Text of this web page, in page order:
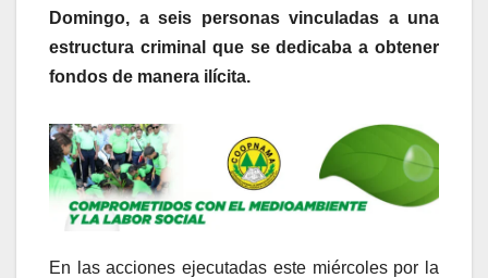
Domingo, a seis personas vinculadas a una
estructura criminal que se dedicaba a obtener
fondos de manera ilícita.
En las acciones ejecutadas este miércoles por la